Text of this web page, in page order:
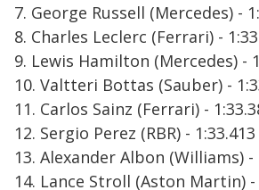
7. George Russell (Mercedes) -
8. Charles Leclerc (Ferrari) -
9. Lewis Hamilton (Mercedes) -
10. Valtteri Bottas (Sauber) -
11. Carlos Sainz (Ferrari) -
12. Sergio Perez (RBR) - 1:33.413
13. Alexander Albon (Williams) -
14. Lance Stroll (Aston Martin) -